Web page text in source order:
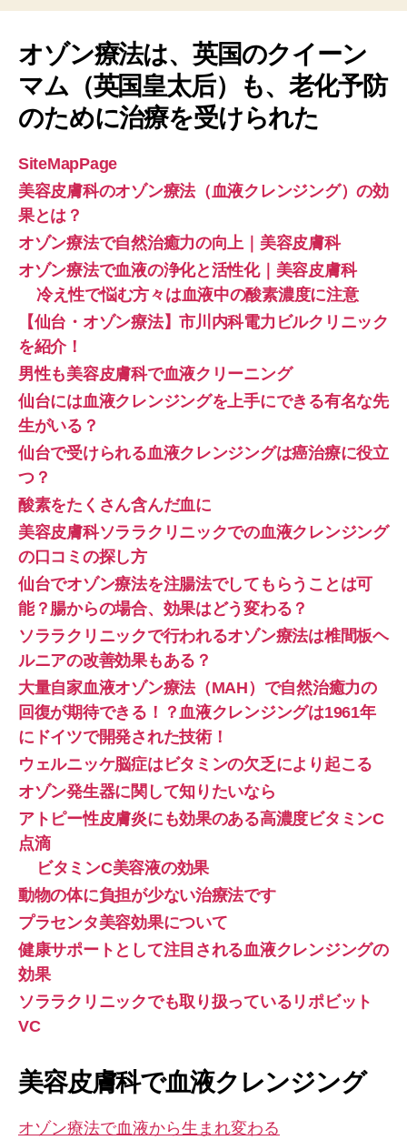
オゾン療法は、英国のクイーン
マム（英国皇太后）も、老化予防
のために治療を受けられた
SiteMapPage
美容皮膚科のオゾン療法（血液クレンジング）の効
果とは？
オゾン療法で自然治癒力の向上｜美容皮膚科
オゾン療法で血液の浄化と活性化｜美容皮膚科
冷え性で悩む方々は血液中の酸素濃度に注意
【仙台・オゾン療法】市川内科電力ビルクリニック
を紹介！
男性も美容皮膚科で血液クリーニング
仙台には血液クレンジングを上手にできる有名な先
生がいる？
仙台で受けられる血液クレンジングは癌治療に役立
つ？
酸素をたくさん含んだ血に
美容皮膚科ソララクリニックでの血液クレンジング
の口コミの探し方
仙台でオゾン療法を注腸法でしてもらうことは可
能？腸からの場合、効果はどう変わる？
ソララクリニックで行われるオゾン療法は椎間板ヘ
ルニアの改善効果もある？
大量自家血液オゾン療法（MAH）で自然治癒力の
回復が期待できる！？血液クレンジングは1961年
にドイツで開発された技術！
ウェルニッケ脳症はビタミンの欠乏により起こる
オゾン発生器に関して知りたいなら
アトピー性皮膚炎にも効果のある高濃度ビタミンC
点滴
ビタミンC美容液の効果
動物の体に負担が少ない治療法です
プラセンタ美容効果について
健康サポートとして注目される血液クレンジングの
効果
ソララクリニックでも取り扱っているリポビット
VC
美容皮膚科で血液クレンジング
オゾン療法で血液から生まれ変わる